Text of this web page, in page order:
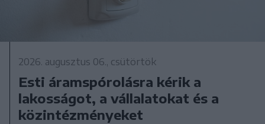
2026. augusztus 06., csütörtök
Esti áramspórolásra kérik a
lakosságot, a vállalatokat és a
közintézményeket